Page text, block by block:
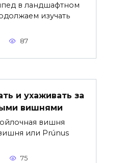
в ландшафтном
изучать
87
и ухаживать за
вишнями
вишня
или Prúnus
75